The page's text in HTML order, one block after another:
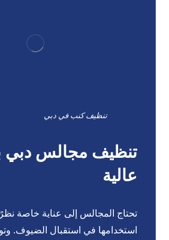
تنظيف كنب في دبي
تنظيف مجالس دبي
عالية
تحتاج المجالس إلى عناية خاصة
استخدامها في استقبال الضيوف.